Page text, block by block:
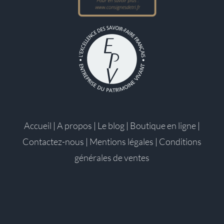
Accueil | A propos | Le blog | Boutique en ligne |
Contactez-nous | Mentions légales | Conditions
générales de ventes